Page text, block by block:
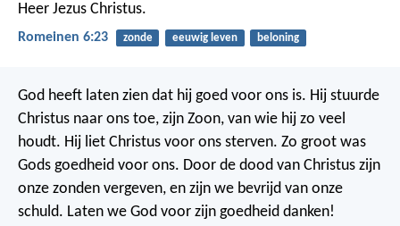
Heer Jezus Christus.
Romeinen 6:23 zonde eeuwig leven beloning
God heeft laten zien dat hij goed voor ons is. Hij stuurde
Christus naar ons toe, zijn Zoon, van wie hij zo veel
houdt. Hij liet Christus voor ons sterven. Zo groot was
Gods goedheid voor ons. Door de dood van Christus zijn
onze zonden vergeven, en zijn we bevrijd van onze
schuld. Laten we God voor zijn goedheid danken!